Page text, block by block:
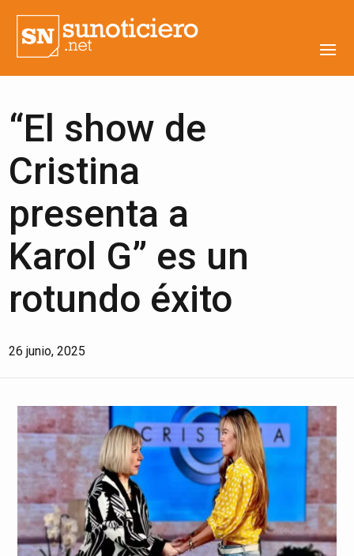
“El show de
Cristina
presenta a
Karol G” es un
rotundo éxito
26 junio, 2025